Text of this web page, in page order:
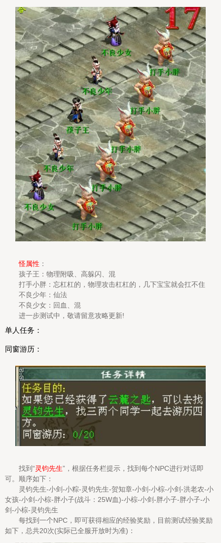
怪属性 ：
孩子王：物理附吸、高躲闪、混
打手小胖：忘杠杠的，物理攻击杠杠的，几下宝宝就会扛不住
不良少年：仙法
不良少女：回血、混
进一步测试中，敬请留意攻略更新!
单人任务：
同窗游历：
找到“灵钧先生”，根据任务栏提示，找到每个NPC进行对话即
可。顺序如下：
灵钧先生-小剑-小粽-灵钧先生-贺知章-小剑-小棕-小剑-洪老农-小
女孩-小剑-小棕-胖小子(战斗：25W血)-小棕-小剑-胖小子-胖小子-小
剑-小棕-灵钧先生
每找到一个NPC，即可获得相应的经验奖励，目前测试经验奖励
如下，总共20次(实际已全服开放时为准)：